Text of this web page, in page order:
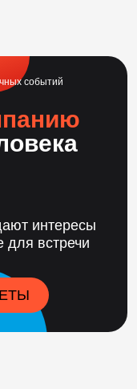
событий
интересы
для встречи